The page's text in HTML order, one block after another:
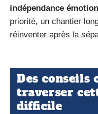
indépendance
priorité, un chantier
réinventer après la
Des conseils
traverser
difficile